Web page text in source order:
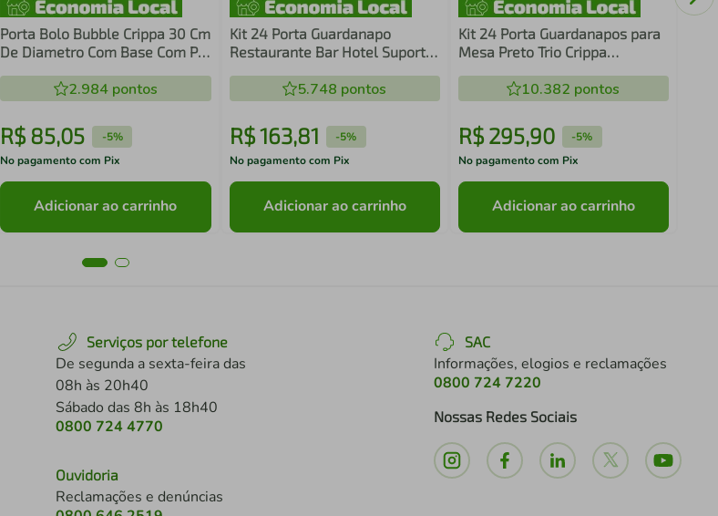
Porta Bolo Bubble Crippa 30 Cm
De Diametro Com Base Com Pé
Transparente Branc
2.984pontos
R$85,05 -5%
No pagamento com Pix
Adicionar ao carrinho
Kit 24 Porta Guardanapo
Restaurante Bar Hotel Suporte
5.748 pontos
R$163,81 -5%
No pagamento com Pix
Adicionar ao carrinho
Kit 24 Porta Guardanapos para
Mesa Preto Trio Crippa
10.382 pontos
R$ 295,90 -5%
No pagamento com Pix
Adicionar ao carrinho
Serviços por telefone
De segunda a sexta-feira das
08h às 20h40
Sábado das 8h às 18h40
0800 724 4770
Ouvidoria
Reclamações e denúncias
SAC
Informações, elogios e reclamações
0800 724 7220
Nossas Redes Sociais